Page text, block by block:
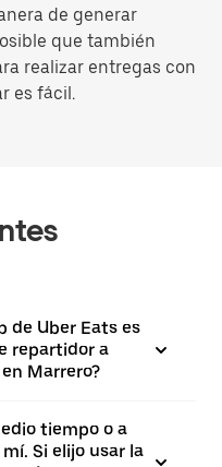
de generar
que también
realizar entregas con
es fácil.
de Uber Eats es
repartidor a
Marrero?
tiempo o a
Si elijo usar la